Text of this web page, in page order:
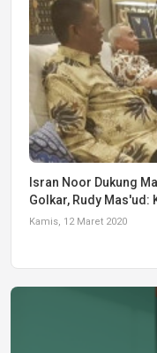
Isran Noor Dukung
Golkar, Rudy Mas'ud:
Kamis, 12 Maret 2020